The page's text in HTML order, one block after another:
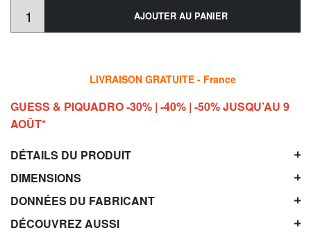
AJOUTER AU PANIER
LIVRAISON GRATUITE - France
GUESS & PIQUADRO -30% | -40% | -50% JUSQU’AU 9
AOÛT*
DÉTAILS DU PRODUIT
DIMENSIONS
DONNÉES DU FABRICANT
DÉCOUVREZ AUSSI